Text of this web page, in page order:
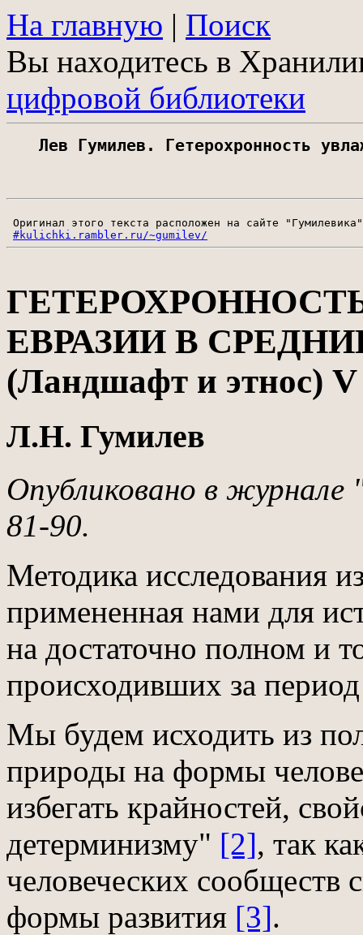
На главную | Поиск
Вы находитесь в
цифровой библиотеки
Лев Гумилев. Гетерохронность
Оригинал этого текста расположен на сайте "Гумилевика"
#kulichki.rambler.ru/~gumilev/
ЕВРАЗИИ В
(Ландшафт и этнос) V
Л.Н. Гумилев
Опубликовано в
81-90.
Методика исследования
примененная нами для
на достаточно полном и
происходивших за
Мы будем исходить из
природы на формы
избегать крайностей,
детерминизму" [2], так
человеческих сообществ
формы развития [3].